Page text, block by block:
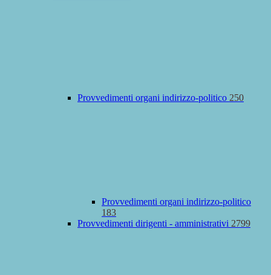
Provvedimenti organi indirizzo-politico 250
Provvedimenti organi indirizzo-politico
183
Provvedimenti dirigenti - amministrativi 2799